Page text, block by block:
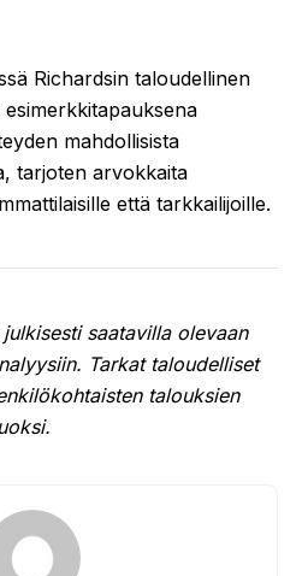
Richardsin taloudellinen
mahdollisista
tarjoten arvokkaita
että tarkkailijoille.
saatavilla olevaan
Tarkat taloudelliset
talouksien